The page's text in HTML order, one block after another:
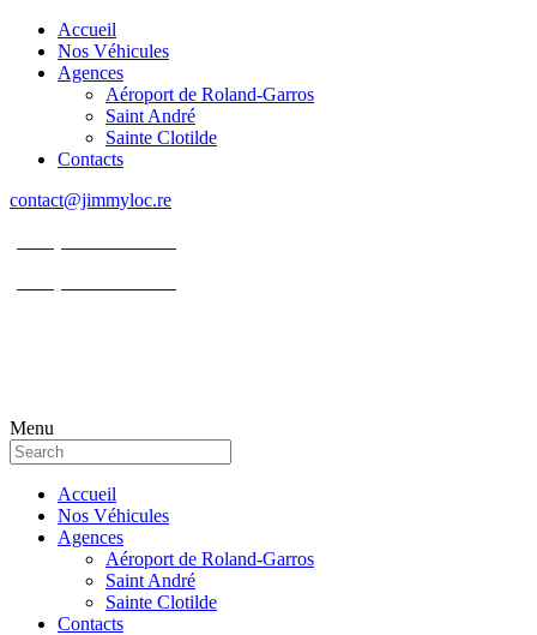
Accueil
Nos Véhicules
Agences
Aéroport de Roland-Garros
Saint André
Sainte Clotilde
Contacts
contact@jimmyloc.re
Menu
Accueil
Nos Véhicules
Agences
Aéroport de Roland-Garros
Saint André
Sainte Clotilde
Contacts